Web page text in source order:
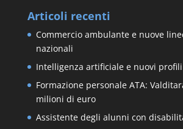
Articoli recenti
Commercio ambulante e nuove
nazionali
Intelligenza artificiale e nuovi
Formazione personale ATA:
milioni di euro
Assistente degli alunni con